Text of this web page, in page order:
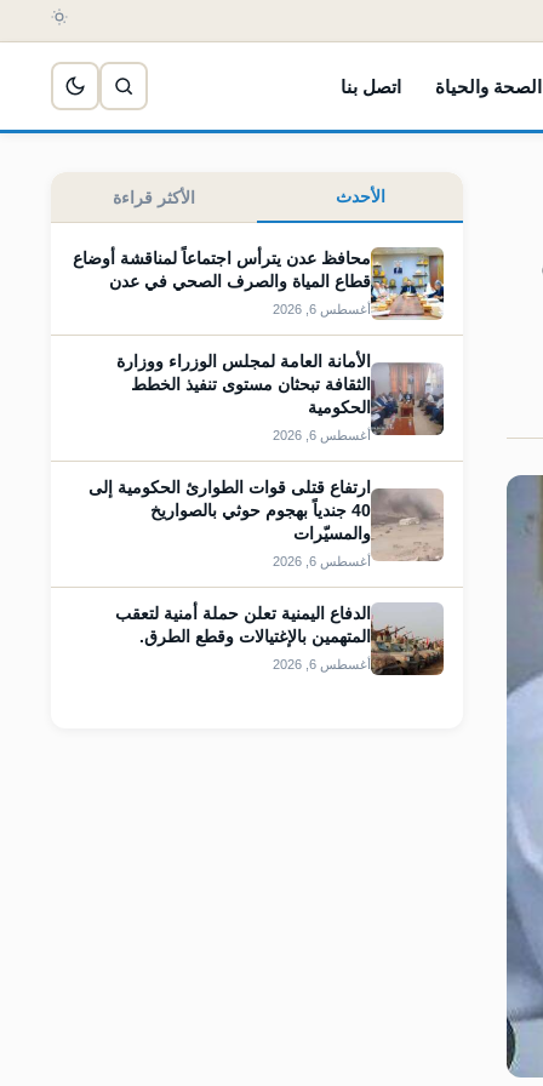
الصحة والحياة اتصل بنا
الأحدث الأكثر قراءة
محافظ عدن يترأس اجتماعاً لمناقشة أوضاع
قطاع المياة والصرف الصحي في عدن
أغسطس 6, 2026
الأمانة العامة لمجلس الوزراء ووزارة
الثقافة تبحثان مستوى تنفيذ الخطط
الحكومية
أغسطس 6, 2026
ارتفاع قتلى قوات الطوارئ الحكومية إلى
40 جندياً بهجوم حوثي بالصواريخ
والمسيّرات
أغسطس 6, 2026
الدفاع اليمنية تعلن حملة أمنية لتعقب
المتهمين بالإغتيالات وقطع الطرق.
أغسطس 6, 2026